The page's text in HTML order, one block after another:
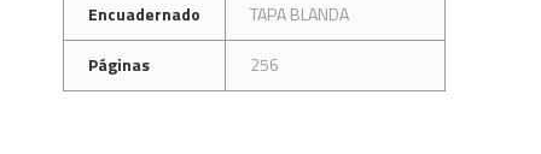
Encuadernado
TAPA BLANDA
Páginas
256